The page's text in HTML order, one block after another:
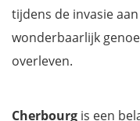
tijdens de invasie
wonderbaarlijk
overleven.
Cherbourg is een